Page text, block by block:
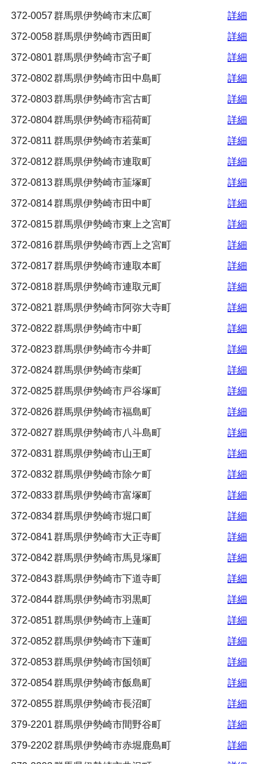
372-0057群馬県伊勢崎市末広町
詳細
372-0058群馬県伊勢崎市西田町
詳細
372-0801群馬県伊勢崎市宮子町
詳細
372-0802群馬県伊勢崎市田中島町
詳細
372-0803群馬県伊勢崎市宮古町
詳細
372-0804群馬県伊勢崎市稲荷町
詳細
372-0811 群馬県伊勢崎市若葉町
詳細
372-0812群馬県伊勢崎市連取町
詳細
372-0813群馬県伊勢崎市韮塚町
詳細
372-0814群馬県伊勢崎市田中町
詳細
372-0815群馬県伊勢崎市東上之宮町
詳細
372-0816群馬県伊勢崎市西上之宮町
詳細
372-0817群馬県伊勢崎市連取本町
詳細
372-0818群馬県伊勢崎市連取元町
詳細
372-0821群馬県伊勢崎市阿弥大寺町
詳細
372-0822群馬県伊勢崎市中町
詳細
372-0823群馬県伊勢崎市今井町
詳細
372-0824群馬県伊勢崎市柴町
詳細
372-0825群馬県伊勢崎市戸谷塚町
詳細
372-0826群馬県伊勢崎市福島町
詳細
372-0827群馬県伊勢崎市八斗島町
詳細
372-0831群馬県伊勢崎市山王町
詳細
372-0832群馬県伊勢崎市除ケ町
詳細
372-0833群馬県伊勢崎市富塚町
詳細
372-0834群馬県伊勢崎市堀口町
詳細
372-0841群馬県伊勢崎市大正寺町
詳細
372-0842群馬県伊勢崎市馬見塚町
詳細
372-0843群馬県伊勢崎市下道寺町
詳細
372-0844群馬県伊勢崎市羽黒町
詳細
372-0851群馬県伊勢崎市上蓮町
詳細
372-0852群馬県伊勢崎市下蓮町
詳細
372-0853群馬県伊勢崎市国領町
詳細
372-0854群馬県伊勢崎市飯島町
詳細
372-0855群馬県伊勢崎市長沼町
詳細
379-2201群馬県伊勢崎市間野谷町
詳細
379-2202群馬県伊勢崎市赤堀鹿島町
詳細